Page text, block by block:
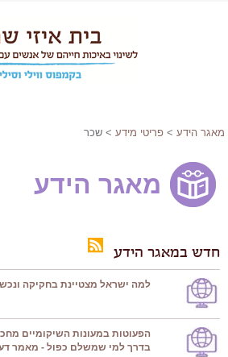
מאגר הידע > פריטי מידע > שכר
מאגר הידע
חדש במאגר הידע
למה ישראל מצטיינת בחקיקה
הפעוטות במעונות השיקומיים
בדרך למי שמשלם כפול - מאמר